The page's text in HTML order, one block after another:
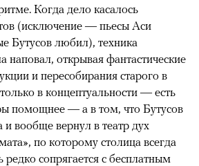
Когда дело касалось
(исключение — пьесы Аси
Бутусов любил), техника
наповал, открывая фантастические
и пересобирания старого в
в концептуальности — есть
помощнее — а в том, что Бутусов
вообще вернул в театр дух
по которому столица всегда
редко сопрягается с бесплатным